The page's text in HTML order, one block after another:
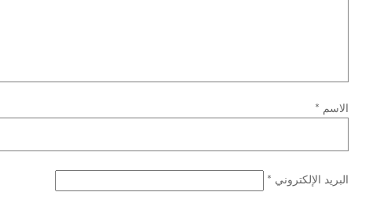
الاسم *
البريد الإلكتروني *